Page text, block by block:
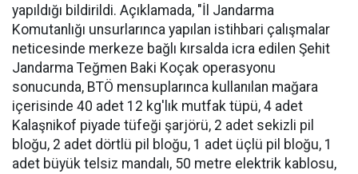
yapıldığı bildirildi. Açıklamada, "İl Jandarma
Komutanlığı unsurlarınca yapılan istihbari çalışmalar
neticesinde merkeze bağlı kırsalda icra edilen Şehit
Jandarma Teğmen Baki Koçak operasyonu
sonucunda, BTÖ mensuplarınca kullanılan mağara
içerisinde 40 adet 12 kg'lık mutfak tüpü, 4 adet
Kalaşnikof piyade tüfeği şarjörü, 2 adet sekizli pil
bloğu, 2 adet dörtlü pil bloğu, 1 adet üçlü pil bloğu, 1
adet büyük telsiz mandalı, 50 metre elektrik kablosu,